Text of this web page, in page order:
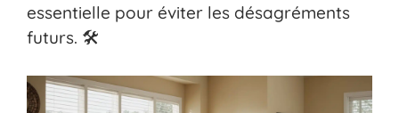
essentielle pour éviter les désagréments
futurs. 🛠️